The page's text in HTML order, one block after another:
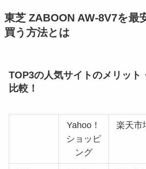
東芝 ZABOON AW-8V7を最
買う方法とは
TOP3の人気サイトのメリット
比較！
Yahoo！
ショッピ
ング
楽天市